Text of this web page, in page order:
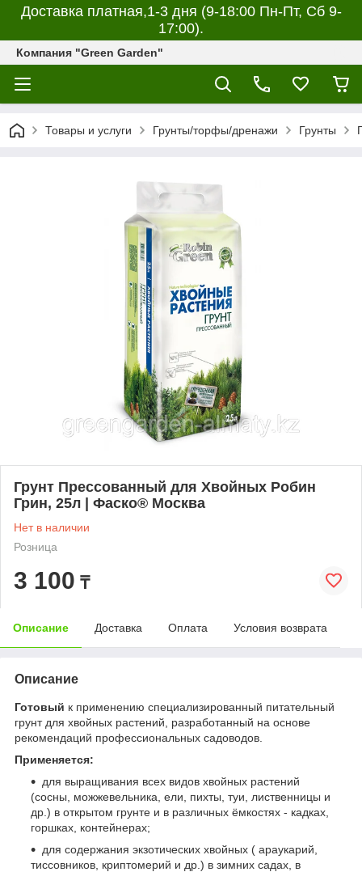
Доставка платная,1-3 дня (9-18:00 Пн-Пт, Сб 9-
17:00).
Компания "Green Garden"
Товары и услуги Грунты/торфы/дренажи Грунты
Грунт Прессованный для Хвойных Робин
Грин, 25л | Фаско® Москва
Нет в наличии
Розница
3 100 ₸
Описание Доставка Оплата Условия возврата
Описание
Готовый к применению специализированный питательный
грунт для хвойных растений, разработанный на основе
рекомендаций профессиональных садоводов.
Применяется:
для выращивания всех видов хвойных растений
(сосны, можжевельника, ели, пихты, туи, лиственницы и
др.) в открытом грунте и в различных ёмкостях - кадках,
горшках, контейнерах;
для содержания экзотических хвойных ( араукарий,
тиссовников, криптомерий и др.) в зимних садах, в